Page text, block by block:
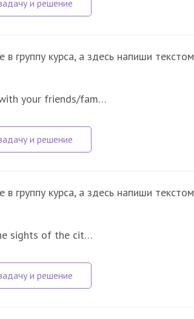
группу курса, а здесь напиши текстом
your friends/fam…
группу курса, а здесь напиши текстом
sights of the cit…